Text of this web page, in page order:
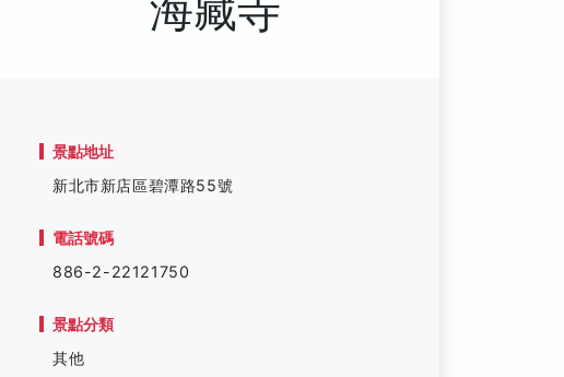
景點地址
新北市新店區碧潭路55號
電話號碼
886-2-22121750
景點分類
其他